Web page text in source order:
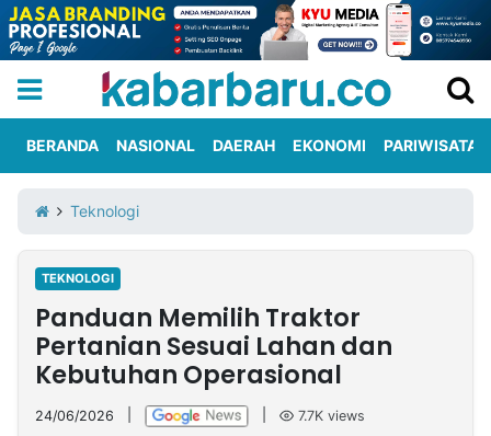
Iklan
Berita
Kami
Nasional
International
Olahraga
Entertainment
Daerah
Pariwisata
Kuliner
Kolom
Network
BERANDA NASIONAL DAERAH EKONOMI PARIWISATA
Teknologi
TEKNOLOGI
Panduan Memilih Traktor
Pertanian Sesuai Lahan dan
Kebutuhan Operasional
24/06/2026 7.7K views